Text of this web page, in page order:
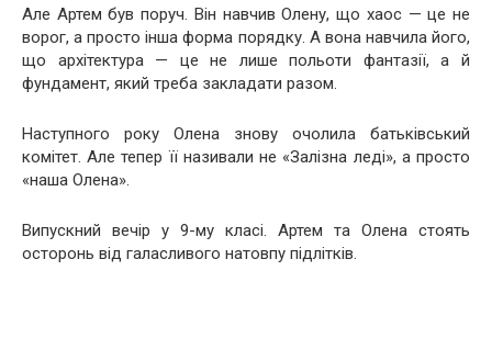
Але Артем був поруч. Він навчив Олену, що хаос — це не
ворог, а просто інша форма порядку. А вона навчила його,
що архітектура — це не лише польоти фантазії, а й
фундамент, який треба закладати разом.
Наступного року Олена знову очолила батьківський
комітет. Але тепер її називали не «Залізна леді», а просто
«наша Олена».
Випускний вечір у 9-му класі. Артем та Олена стоять
осторонь від галасливого натовпу підлітків.